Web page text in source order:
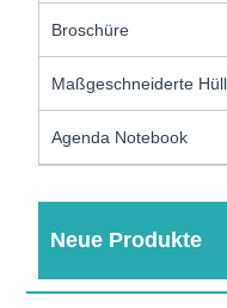
Broschüre
Maßgeschneiderte
Agenda Notebook
Neue Produkte